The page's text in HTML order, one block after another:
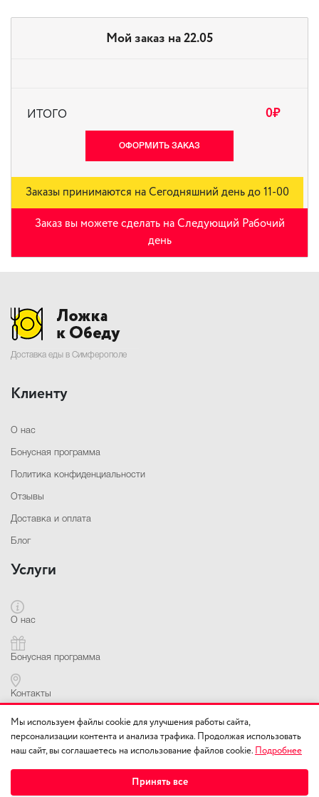
Мой заказ на 22.05
ИТОГО 0₽
ОФОРМИТЬ ЗАКАЗ
Заказы принимаются на Сегодняшний день до 11-00
Заказ вы можете сделать на Следующий Рабочий
день
Доставка еды в Симферополе
Клиенту
О нас
Бонусная программа
Политика конфиденциальности
Отзывы
Доставка и оплата
Блог
Услуги
О нас
Бонусная программа
Контакты
Контактная информация
Мы используем файлы cookie для улучшения работы сайта,
персонализации контента и анализа трафика. Продолжая использовать
наш сайт, вы соглашаетесь на использование файлов cookie.Подробнее
Принять все